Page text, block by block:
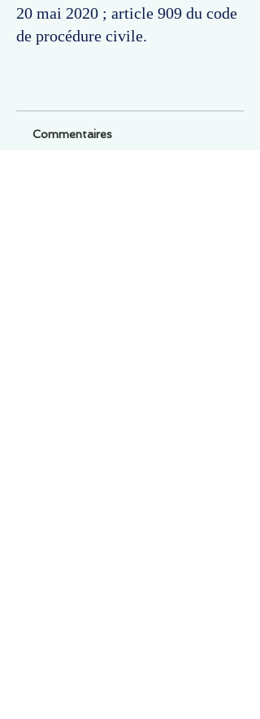
20 mai 2020 ; article 909 du code
de procédure civile.
Commentaires